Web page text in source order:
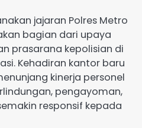
jajaran Polres Metro
bagian dari upaya
prasarana kepolisian di
Kehadiran kantor baru
kinerja personel
pengayoman,
responsif kepada